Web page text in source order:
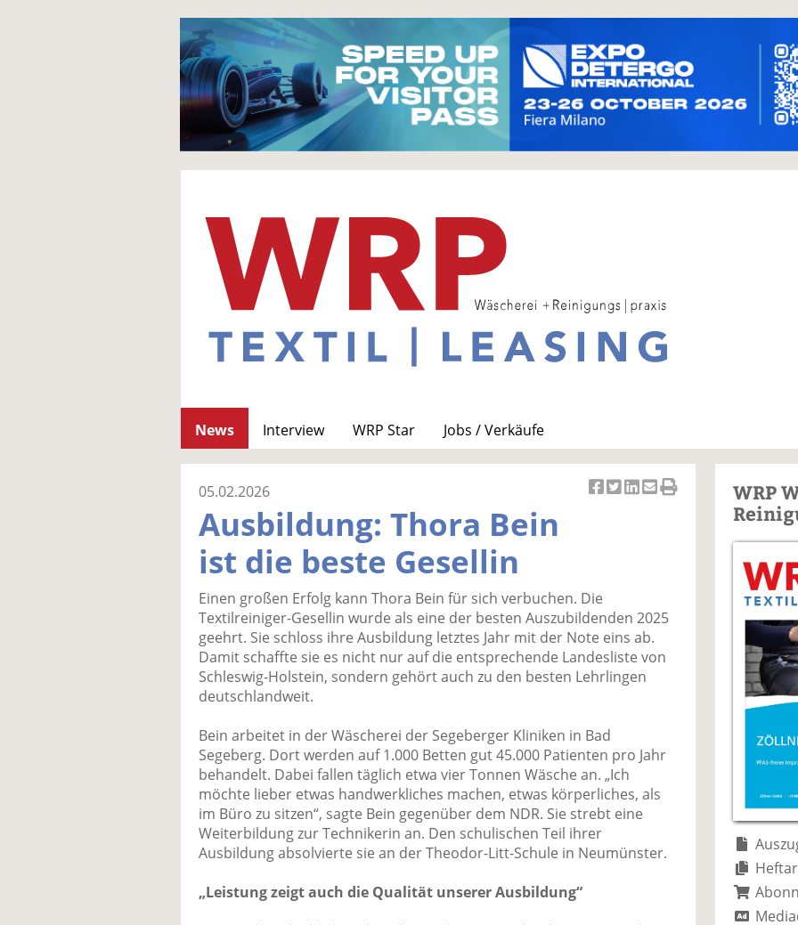
News Interview WRP Star
Jobs / Verkäufe
uf
F
ac
e
b
k
te
il
e
n
tt
er
n
Li
n
k
e
il
e
n
E
m
ai
l
n
e
ck
n
05.02.2026
Ausbildung: Thora Bein
ist die beste Gesellin
Einen großen Erfolg kann Thora Bein für sich verbuchen. Die
Textilreiniger-Gesellin wurde als eine der besten Auszubildenden 2025
geehrt. Sie schloss ihre Ausbildung letztes Jahr mit der Note eins ab.
Damit schaffte sie es nicht nur auf die entsprechende Landesliste von
Schleswig-Holstein, sondern gehört auch zu den besten Lehrlingen
deutschlandweit.
Bein arbeitet in der Wäscherei der Segeberger Kliniken in Bad
Segeberg. Dort werden auf 1.000 Betten gut 45.000 Patienten pro Jahr
behandelt. Dabei fallen täglich etwa vier Tonnen Wäsche an. „Ich
möchte lieber etwas handwerkliches machen, etwas körperliches, als
im Büro zu sitzen“, sagte Bein gegenüber dem NDR. Sie strebt eine
Weiterbildung zur Technikerin an. Den schulischen Teil ihrer
Ausbildung absolvierte sie an der Theodor-Litt-Schule in Neumünster.
„Leistung zeigt auch die Qualität unserer Ausbildung“
WRP